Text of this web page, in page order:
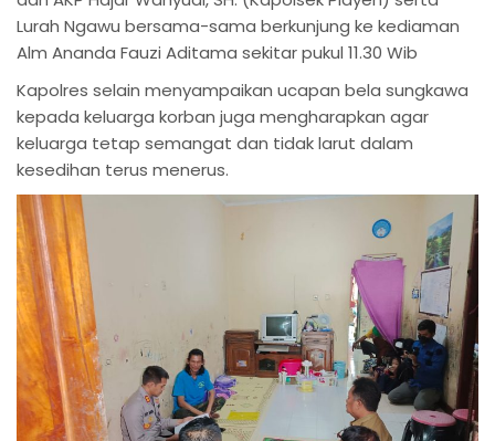
Lurah Ngawu bersama-sama berkunjung ke kediaman
Alm Ananda Fauzi Aditama sekitar pukul 11.30 Wib
Kapolres selain menyampaikan ucapan bela sungkawa
kepada keluarga korban juga mengharapkan agar
keluarga tetap semangat dan tidak larut dalam
kesedihan terus menerus.